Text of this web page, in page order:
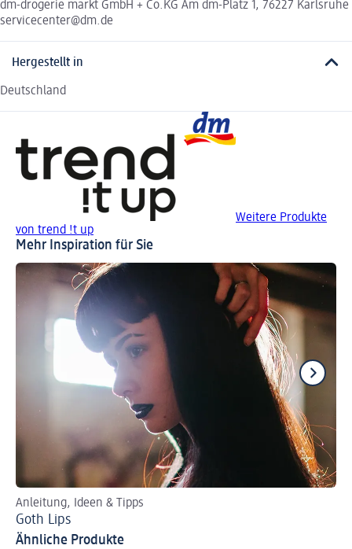
dm-drogerie markt GmbH + Co.KG Am dm-Platz 1, 76227 Karlsruhe
servicecenter@dm.de
Hergestellt in
Deutschland
Weitere Produkte
von trend !t up
Mehr Inspiration für Sie
Anleitung, Ideen & Tipps
Goth Lips
Ähnliche Produkte